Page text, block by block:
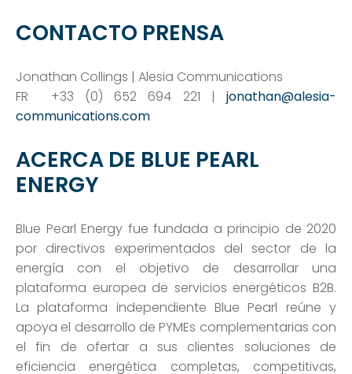
CONTACTO PRENSA
Jonathan Collings | Alesia Communications
FR
+33 (0) 652 694 221 | jonathan@alesia-
communications.com
ACERCA DE BLUE PEARL
ENERGY
Blue Pearl Energy fue fundada a principio de 2020
por directivos experimentados del sector de la
energía con el objetivo de desarrollar una
plataforma europea de servicios energéticos B2B.
La plataforma independiente Blue Pearl reúne y
apoya el desarrollo de PYMEs complementarias con
el fin de ofertar a sus clientes soluciones de
eficiencia energética completas, competitivas,